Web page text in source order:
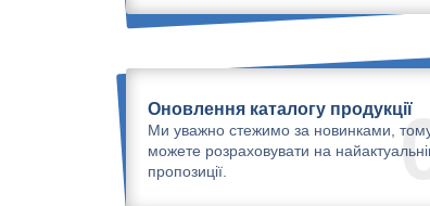
Оновлення каталогу продукції
Ми уважно стежимо за новинками,
можете розраховувати на
пропозиції.